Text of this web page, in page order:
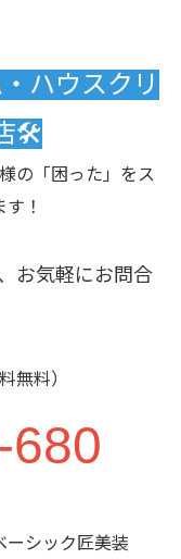
ハウスクリ
🛠️
の「困った」をス
！
お気軽にお問合
無料）
680
ーシック匠美装